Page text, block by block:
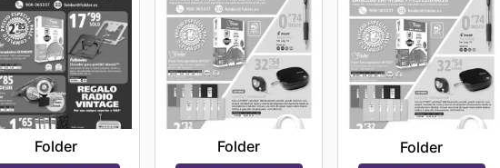
Folder Folder Folder